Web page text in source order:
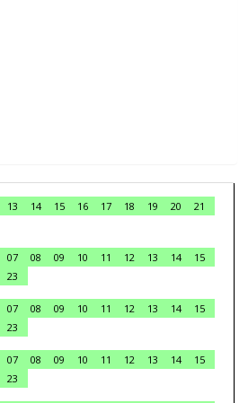
13 14 15 16 17 18 19 20
21
07 08 09 10 11 12 13 14
15
23
07 08 09 10 11 12 13 14
15
23
07 08 09 10 11 12 13 14
15
23